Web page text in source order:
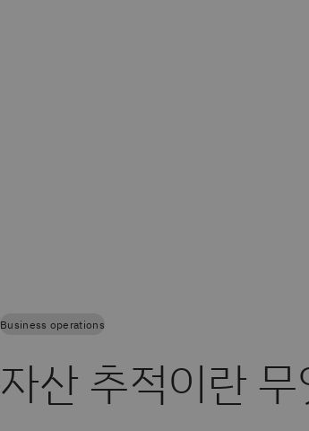
Business operations
자산 추적이란